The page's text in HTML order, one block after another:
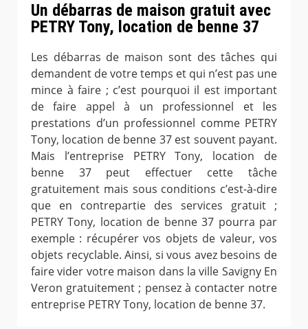
Un débarras de maison gratuit avec
PETRY Tony, location de benne 37
Les débarras de maison sont des tâches qui
demandent de votre temps et qui n’est pas une
mince à faire ; c’est pourquoi il est important
de faire appel à un professionnel et les
prestations d’un professionnel comme PETRY
Tony, location de benne 37 est souvent payant.
Mais l’entreprise PETRY Tony, location de
benne 37 peut effectuer cette tâche
gratuitement mais sous conditions c’est-à-dire
que en contrepartie des services gratuit ;
PETRY Tony, location de benne 37 pourra par
exemple : récupérer vos objets de valeur, vos
objets recyclable. Ainsi, si vous avez besoins de
faire vider votre maison dans la ville Savigny En
Veron gratuitement ; pensez à contacter notre
entreprise PETRY Tony, location de benne 37.